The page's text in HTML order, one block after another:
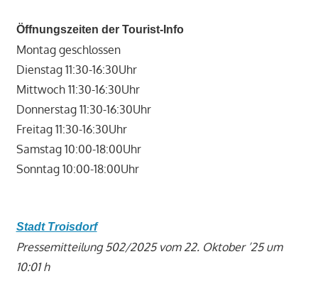
Öffnungszeiten der Tourist-Info
Montag geschlossen
Dienstag 11:30-16:30Uhr
Mittwoch 11:30-16:30Uhr
Donnerstag 11:30-16:30Uhr
Freitag 11:30-16:30Uhr
Samstag 10:00-18:00Uhr
Sonntag 10:00-18:00Uhr
Stadt Troisdorf
Pressemitteilung 502/2025 vom 22. Oktober ’25 um
10:01 h